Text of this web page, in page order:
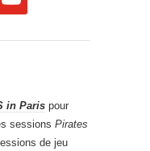
in Paris pour
sessions Pirates
de jeu